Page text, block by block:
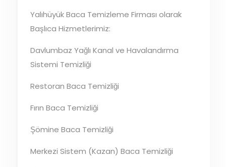
Yalıhüyük Baca Temizleme Firması olarak
Başlıca Hizmetlerimiz:
Davlumbaz Yağlı Kanal ve Havalandırma
Sistemi Temizliği
Restoran Baca Temizliği
Fırın Baca Temizliği
Şömine Baca Temizliği
Merkezi Sistem (Kazan) Baca Temizliği